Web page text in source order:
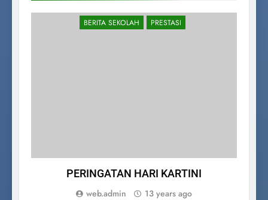
BERITA SEKOLAH PRESTASI
PERINGATAN HARI KARTINI
web.admin 13 years ago